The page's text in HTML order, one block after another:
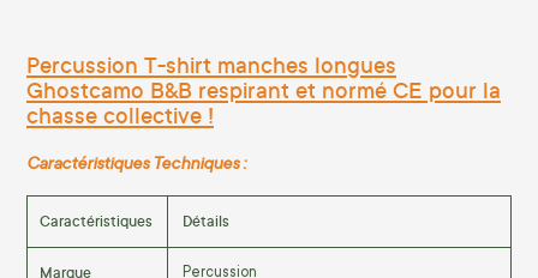
Percussion T-shirt manches longues
Ghostcamo B&B respirant et normé CE pour la
chasse collective !
Caractéristiques Techniques :
Caractéristiques Détails
Marque Percussion